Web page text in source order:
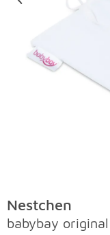
Nestchen
babybay original